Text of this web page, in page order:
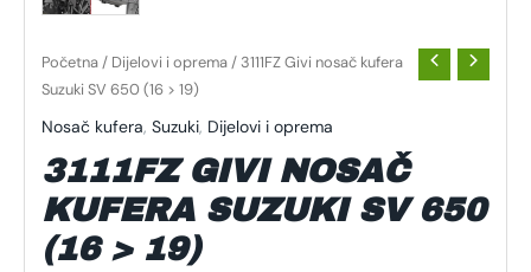
Početna / Dijelovi i oprema / 3111FZ Givi nosač kufera
Suzuki SV 650 (16 > 19)
Nosač kufera, Suzuki, Dijelovi i oprema
3111FZ GIVI NOSAČ
KUFERA SUZUKI SV 650
(16 > 19)